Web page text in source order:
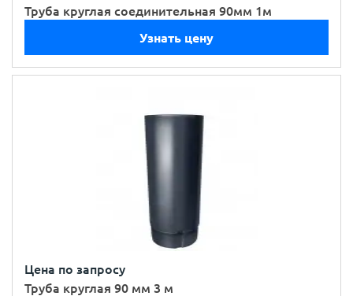
Труба круглая соединительная 90мм 1м
Узнать цену
Цена по запросу
Труба круглая 90 мм 3 м